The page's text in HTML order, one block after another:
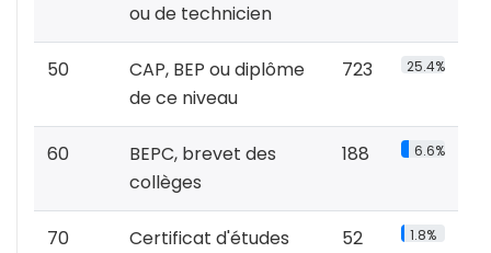
ou de technicien
50
CAP, BEP ou diplôme
de ce niveau
723 25.4%
60
BEPC, brevet des
collèges
188 6.6%
70
Certificat d'études
52 1.8%